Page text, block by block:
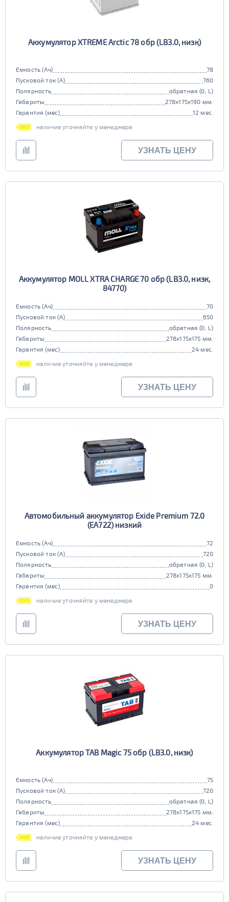
Аккумулятор XTREME Arctic 78 обр (LB3.0, низк)
Емкость (Ач)
78
Пусковой ток (А)
760
Полярность
обратная (0, L)
Габариты
278x175x190 мм.
Гарантия (мес)
12 мес.
наличие уточняйте у менеджера
УЗНАТЬ ЦЕНУ
Аккумулятор MOLL XTRA CHARGE 70 обр (LB3.0, низк,
84770)
Емкость (Ач)
70
Пусковой ток (А)
650
Полярность
обратная (0, L)
Габариты
278x175x175 мм.
Гарантия (мес)
24 мес.
наличие уточняйте у менеджера
УЗНАТЬ ЦЕНУ
Автомобильный аккумулятор Exide Premium 72.0
(EA722) низкий
Емкость (Ач)
72
Пусковой ток (А)
720
Полярность
обратная (0, L)
Габариты
278x175x175 мм.
Гарантия (мес)
0
наличие уточняйте у менеджера
УЗНАТЬ ЦЕНУ
Аккумулятор TAB Magic 75 обр (LB3.0, низк)
Емкость (Ач)
75
Пусковой ток (А)
720
Полярность
обратная (0, L)
Габариты
278x175x175 мм.
Гарантия (мес)
24 мес.
наличие уточняйте у менеджера
УЗНАТЬ ЦЕНУ